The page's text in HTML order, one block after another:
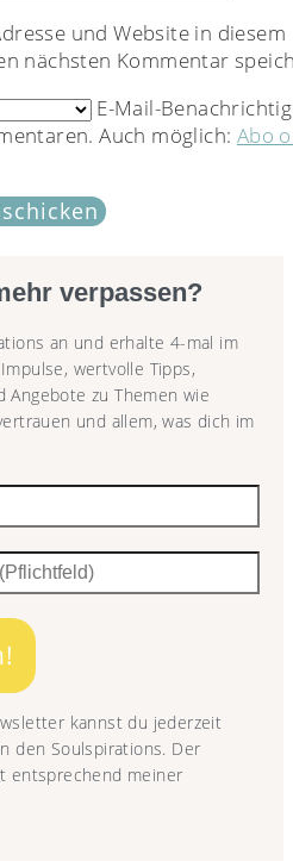
und Website in diesem
nächsten Kommentar
E-Mail-
Auch möglich: Abo
verpassen?
an und erhalte 4-mal im
wertvolle Tipps,
Angebote zu Themen wie
und allem, was dich im
kannst du jederzeit
den Soulspirations. Der
entsprechend meiner